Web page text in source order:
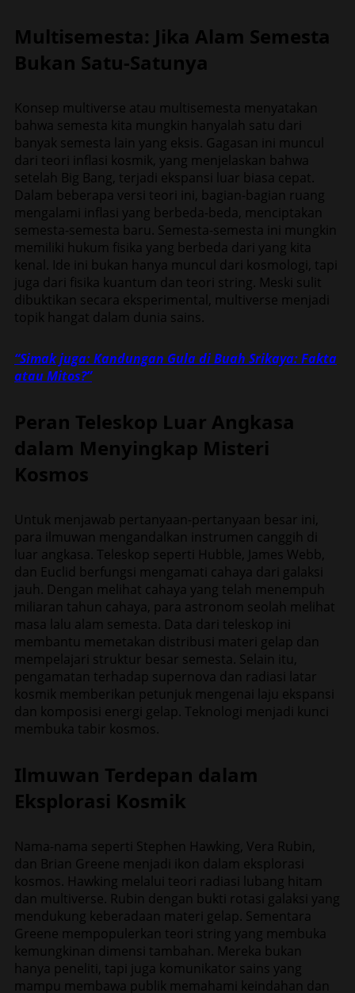
Multisemesta: Jika Alam Semesta
Bukan Satu-Satunya
Konsep multiverse atau multisemesta menyatakan
bahwa semesta kita mungkin hanyalah satu dari
banyak semesta lain yang eksis. Gagasan ini muncul
dari teori inflasi kosmik, yang menjelaskan bahwa
setelah Big Bang, terjadi ekspansi luar biasa cepat.
Dalam beberapa versi teori ini, bagian-bagian ruang
mengalami inflasi yang berbeda-beda, menciptakan
semesta-semesta baru. Semesta-semesta ini mungkin
memiliki hukum fisika yang berbeda dari yang kita
kenal. Ide ini bukan hanya muncul dari kosmologi, tapi
juga dari fisika kuantum dan teori string. Meski sulit
dibuktikan secara eksperimental, multiverse menjadi
topik hangat dalam dunia sains.
“Simak juga: Kandungan Gula di Buah Srikaya: Fakta
atau Mitos?”
Peran Teleskop Luar Angkasa
dalam Menyingkap Misteri
Kosmos
Untuk menjawab pertanyaan-pertanyaan besar ini,
para ilmuwan mengandalkan instrumen canggih di
luar angkasa. Teleskop seperti Hubble, James Webb,
dan Euclid berfungsi mengamati cahaya dari galaksi
jauh. Dengan melihat cahaya yang telah menempuh
miliaran tahun cahaya, para astronom seolah melihat
masa lalu alam semesta. Data dari teleskop ini
membantu memetakan distribusi materi gelap dan
mempelajari struktur besar semesta. Selain itu,
pengamatan terhadap supernova dan radiasi latar
kosmik memberikan petunjuk mengenai laju ekspansi
dan komposisi energi gelap. Teknologi menjadi kunci
membuka tabir kosmos.
Ilmuwan Terdepan dalam
Eksplorasi Kosmik
Nama-nama seperti Stephen Hawking, Vera Rubin,
dan Brian Greene menjadi ikon dalam eksplorasi
kosmos. Hawking melalui teori radiasi lubang hitam
dan multiverse. Rubin dengan bukti rotasi galaksi yang
mendukung keberadaan materi gelap. Sementara
Greene mempopulerkan teori string yang membuka
kemungkinan dimensi tambahan. Mereka bukan
hanya peneliti, tapi juga komunikator sains yang
mampu membawa publik memahami keindahan dan